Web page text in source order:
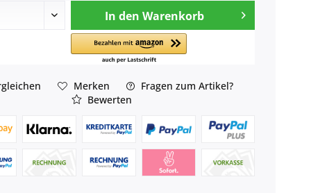
In den Warenkorb
Merken
Fragen zum Artikel?
Bewerten